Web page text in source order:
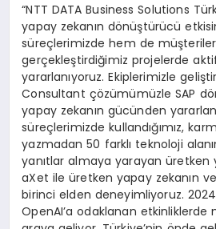
“NTT DATA Business Solutions
yapay zekanın dönüştürücü
süreçlerimizde hem de
gerçekleştirdiğimiz projelerde
yararlanıyoruz. Ekiplerimizle
Consultant çözümümüzle SAP
yapay zekanın gücünden
süreçlerimizde kullandığımız,
yazmadan 50 farklı teknoloji
yanıtlar almaya yarayan üretken
aXet ile üretken yapay zekanın
birinci elden deneyimliyoruz.
OpenAI’a odaklanan